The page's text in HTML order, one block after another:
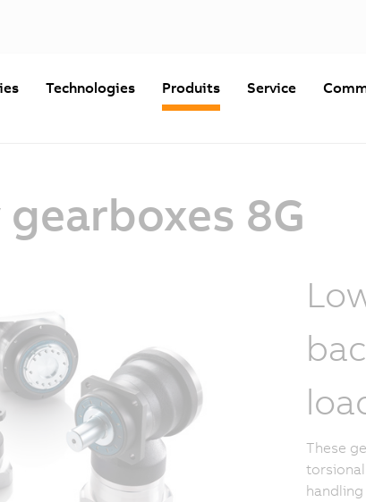
Technologies Produits Service
8G
These